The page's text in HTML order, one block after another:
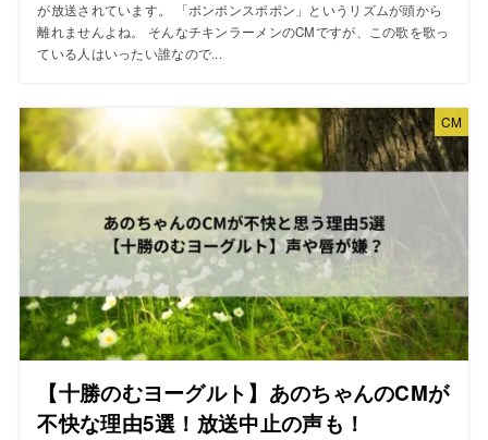
が放送されています。 「ポンポンスポポン」というリズムが頭から
離れませんよね。 そんなチキンラーメンのCMですが、この歌を歌っ
ている人はいったい誰なので...
CM
【十勝のむヨーグルト】あのちゃんのCMが
不快な理由5選！放送中止の声も！